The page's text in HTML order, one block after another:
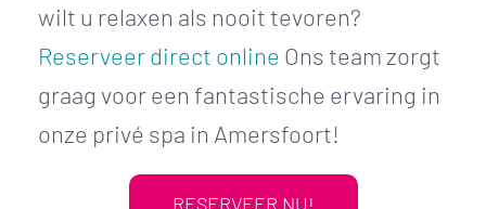
wilt u relaxen als nooit tevoren?
Reserveer direct online Ons team zorgt
graag voor een fantastische ervaring in
onze privé spa in Amersfoort!
RESERVEER NU!